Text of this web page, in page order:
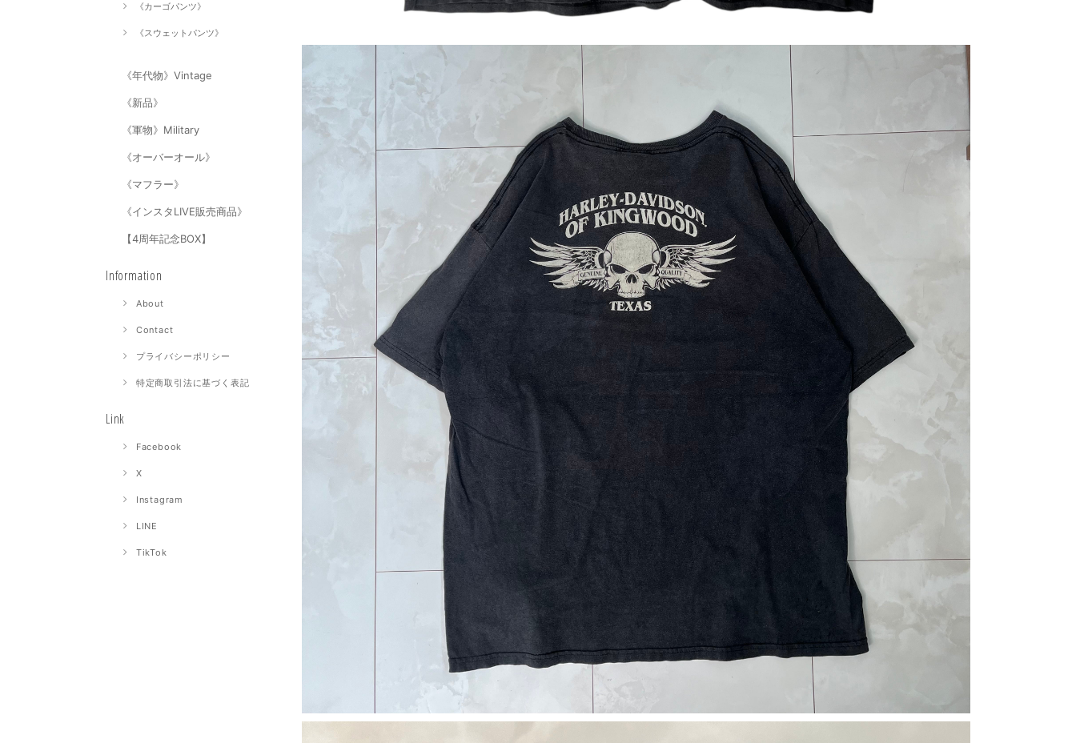
《カーゴパンツ》
《スウェットパンツ》
《年代物》Vintage
《新品》
《軍物》Military
《オーバーオール》
《マフラー》
《インスタLIVE販売商品》
【4周年記念BOX】
Information
About
Contact
プライバシーポリシー
特定商取引法に基づく表記
Link
Facebook
X
Instagram
LINE
TikTok